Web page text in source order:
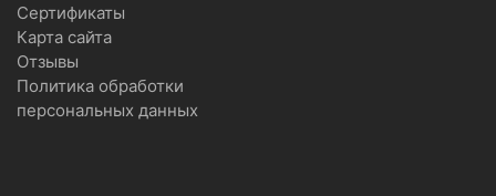
Сертификаты
Карта сайта
Отзывы
Политика обработки
персональных данных